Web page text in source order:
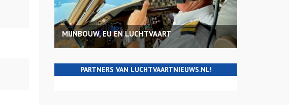
MIJNBOUW, EU EN LUCHTVAART
PARTNERS VAN LUCHTVAARTNIEUWS.NL!